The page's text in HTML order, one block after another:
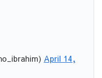
April 14,